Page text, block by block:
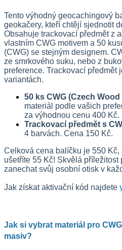
Tento výhodný geocachingový
geokačery, kteří chtějí sjednotit
Obsahuje trackovací předmět z
vlastním CWG motivem a 50
(CWG) se stejným designem.
ze smrkového suku, nebo z
preference. Trackovací předmět
variantách.
50 ks CWG (Czech
materiál podle vašich
za výhodnou cenu 400 Kč.
Trackovací předmět s
4 barvách. Cena 150 Kč.
Celková cena balíčku je 550
ušetříte 55 Kč! Skvělá příležitost
zanechat svůj osobní otisk v
Jak získat aktivační kód najdete
Jak si vybrat materiál pro
masiv?